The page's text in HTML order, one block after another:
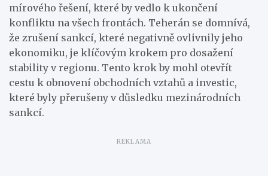
mírového řešení, které by vedlo k ukončení
konfliktu na všech frontách. Teherán se domnívá,
že zrušení sankcí, které negativně ovlivnily jeho
ekonomiku, je klíčovým krokem pro dosažení
stability v regionu. Tento krok by mohl otevřít
cestu k obnovení obchodních vztahů a investic,
které byly přerušeny v důsledku mezinárodních
sankcí.